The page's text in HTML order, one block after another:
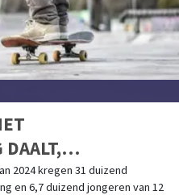
NEEMT TOE
2024 kregen 31 duizend
en 6,7 duizend jongeren van 12